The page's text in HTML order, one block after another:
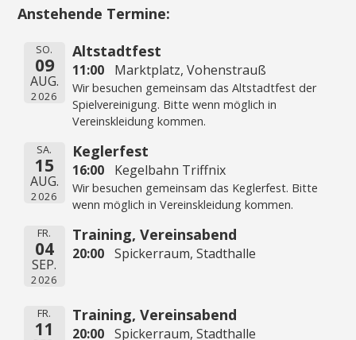
Anstehende Termine:
SO.
09
AUG.
2026
Altstadtfest
11:00 Marktplatz, Vohenstrauß
Wir besuchen gemeinsam das Altstadtfest der
Spielvereinigung. Bitte wenn möglich in
Vereinskleidung kommen.
SA.
15
AUG.
2026
Keglerfest
16:00 Kegelbahn Triffnix
Wir besuchen gemeinsam das Keglerfest. Bitte
wenn möglich in Vereinskleidung kommen.
FR.
04
SEP.
2026
Training, Vereinsabend
20:00 Spickerraum, Stadthalle
FR.
11
Training, Vereinsabend
20:00 Spickerraum, Stadthalle